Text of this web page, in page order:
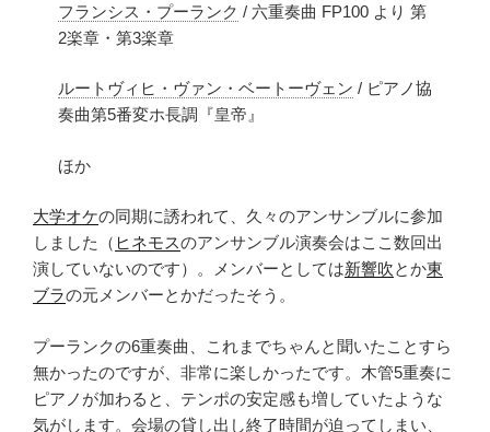
フランシス・プーランク / 六重奏曲 FP100 より 第
2楽章・第3楽章
ルートヴィヒ・ヴァン・ベートーヴェン / ピアノ協
奏曲第5番変ホ長調『皇帝』
ほか
大学オケの同期に誘われて、久々のアンサンブルに参加
しました（ ヒネモスのアンサンブル演奏会はここ数回出
演していないのです）。メンバーとしては新響吹とか東
ブラの元メンバーとかだったそう。
プーランクの6重奏曲、これまでちゃんと聞いたことすら
無かったのですが、非常に楽しかったです。木管5重奏に
ピアノが加わると、テンポの安定感も増していたような
気がします。会場の貸し出し終了時間が迫ってしまい、